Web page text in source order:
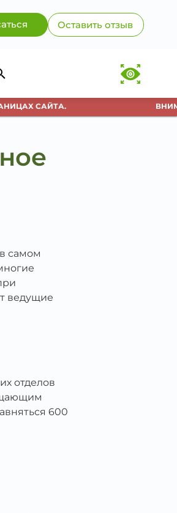
Оставить отзыв
САЙТА.
самом
ведущие
отделов
600